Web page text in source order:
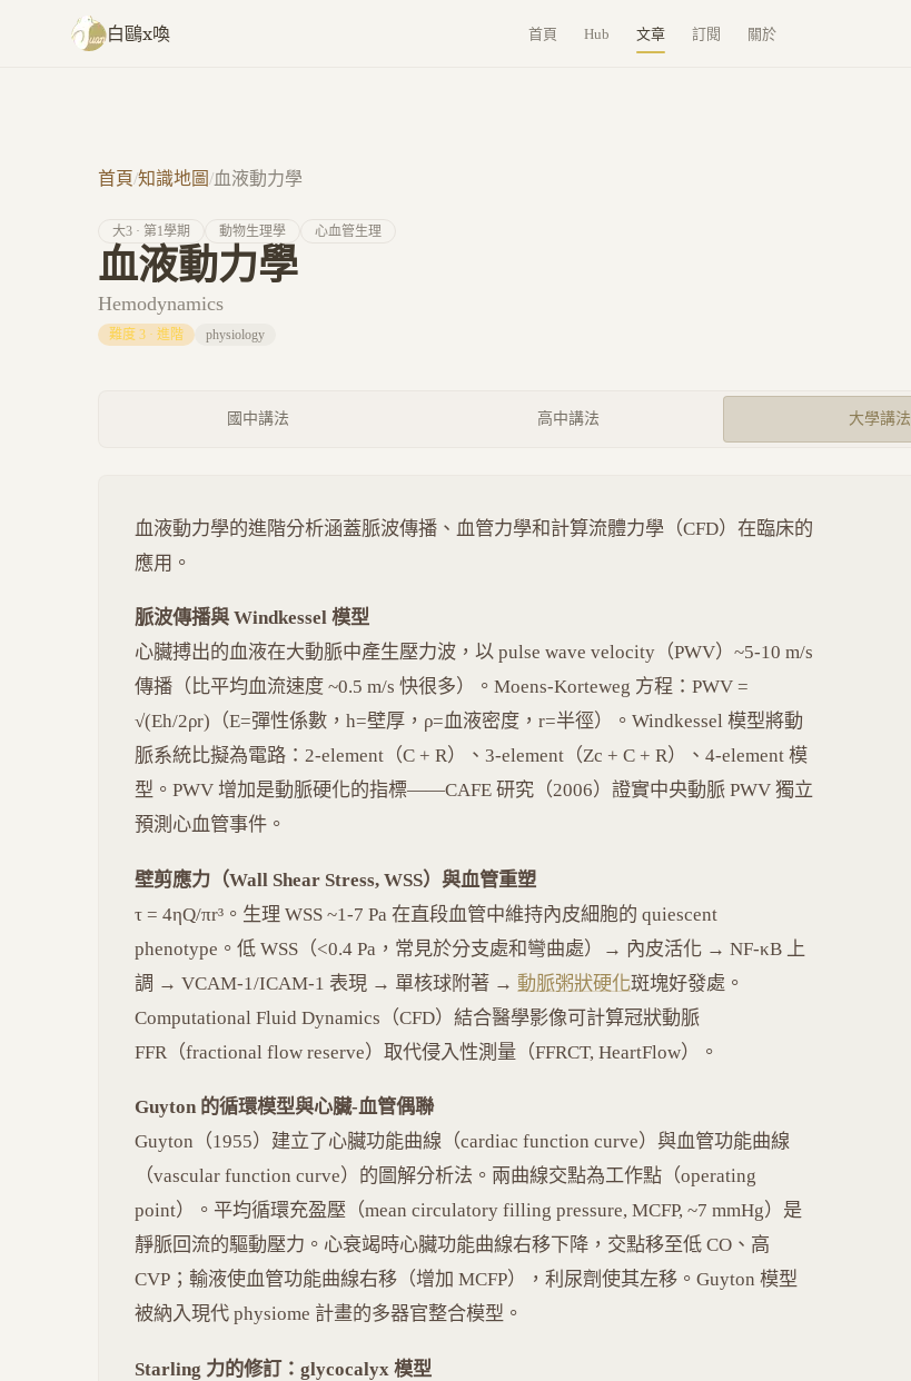
跳至主要內容
白鷗x喚 首頁 Hub 文章 訂閱 關於
首頁/知識地圖/血液動力學
大3 · 第1學期 動物生理學 心血管生理
血液動力學
Hemodynamics
難度 3 · 進階 physiology
國中講法 高中講法 大學講法
血液動力學的進階分析涵蓋脈波傳播、血管力學和計算流體力學（CFD）在臨床的
應用。
脈波傳播與 Windkessel 模型
心臟搏出的血液在大動脈中產生壓力波，以 pulse wave velocity（PWV）~5-10 m/s
傳播（比平均血流速度 ~0.5 m/s 快很多）。Moens-Korteweg 方程：PWV =
√(Eh/2ρr)（E=彈性係數，h=壁厚，ρ=血液密度，r=半徑）。Windkessel 模型將動
脈系統比擬為電路：2-element（C + R）、3-element（Zc + C + R）、4-element 模
型。PWV 增加是動脈硬化的指標——CAFE 研究（2006）證實中央動脈 PWV 獨立
預測心血管事件。
壁剪應力（Wall Shear Stress, WSS）與血管重塑
τ = 4ηQ/πr³。生理 WSS ~1-7 Pa 在直段血管中維持內皮細胞的 quiescent
phenotype。低 WSS（<0.4 Pa，常見於分支處和彎曲處）→ 內皮活化 → NF-κB 上
調 → VCAM-1/ICAM-1 表現 → 單核球附著 → 動脈粥狀硬化斑塊好發處。
Computational Fluid Dynamics（CFD）結合醫學影像可計算冠狀動脈
FFR（fractional flow reserve）取代侵入性測量（FFRCT, HeartFlow）。
Guyton 的循環模型與心臟-血管偶聯
Guyton（1955）建立了心臟功能曲線（cardiac function curve）與血管功能曲線
（vascular function curve）的圖解分析法。兩曲線交點為工作點（operating
point）。平均循環充盈壓（mean circulatory filling pressure, MCFP, ~7 mmHg）是
靜脈回流的驅動壓力。心衰竭時心臟功能曲線右移下降，交點移至低 CO、高
CVP；輸液使血管功能曲線右移（增加 MCFP），利尿劑使其左移。Guyton 模型
被納入現代 physiome 計畫的多器官整合模型。
Starling 力的修訂：glycocalyx 模型